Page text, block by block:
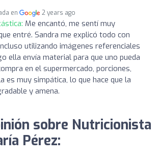
en 2 years ago
Me encantó, me sentí muy
entré. Sandra me explicó todo con
utilizando imágenes referenciales
ella envía material para que uno pueda
en el supermercado, porciones,
es muy simpática, lo que hace que la
y amena.
sobre Nutricionista
Pérez: